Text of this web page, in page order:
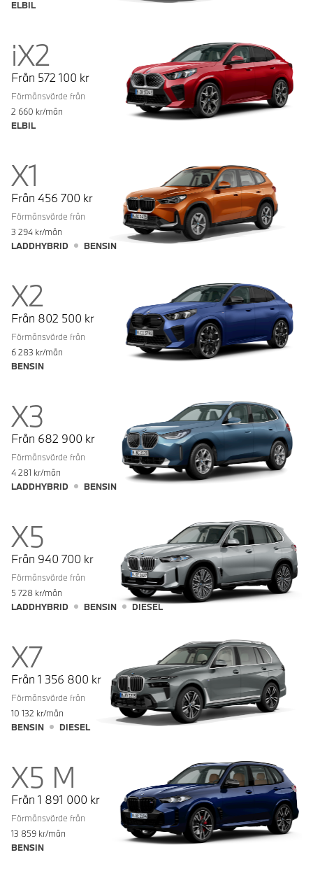
ELBIL
iX2
Från 572 100 kr
Förmånsvärde från
2 660 kr/mån
ELBIL
X1
Från 456 700 kr
Förmånsvärde från
3 294 kr/mån
LADDHYBRID
BENSIN
X2
Från 802 500 kr
Förmånsvärde från
6 283 kr/mån
BENSIN
X3
Från 682 900 kr
Förmånsvärde från
4 281 kr/mån
LADDHYBRID
BENSIN
X5
Från 940 700 kr
Förmånsvärde från
5 728 kr/mån
LADDHYBRID
BENSIN DIESEL
X7
Från 1 356 800 kr
Förmånsvärde från
10 132 kr/mån
BENSIN
DIESEL
X5 M
Från 1 891 000 kr
Förmånsvärde från
13 859 kr/mån
BENSIN